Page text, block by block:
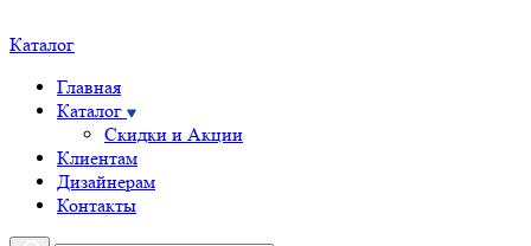
Каталог
Главная
Каталог
Скидки и Акции
Клиентам
Дизайнерам
Контакты